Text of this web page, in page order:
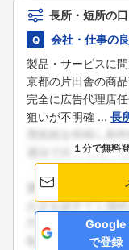
長所・短所の口
会社・仕事の
製品・サービスに問
京都の片田舎の商
完全に広告代理店
狙いが不明確 ... 長
１分で無料
Google
で登録